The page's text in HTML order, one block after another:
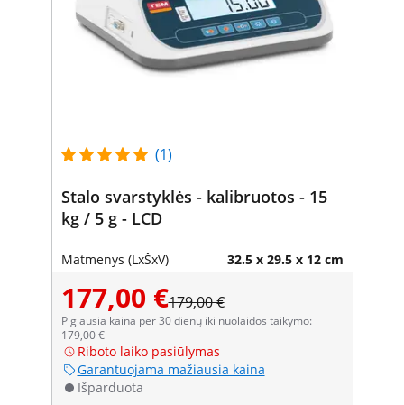
(1)
Stalo svarstyklės - kalibruotos - 15
kg / 5 g - LCD
Matmenys (LxŠxV) 32.5 x 29.5 x 12 cm
177,00 €179,00 €
Pigiausia kaina per 30 dienų iki nuolaidos taikymo:
179,00 €
Riboto laiko pasiūlymas
Garantuojama mažiausia kaina
Išparduota